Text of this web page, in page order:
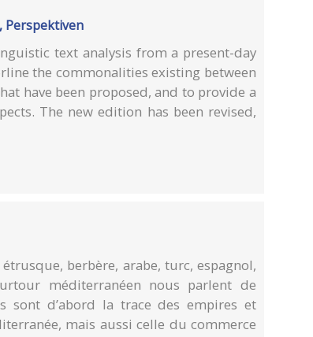
Perspektiven
text analysis from a present-day
the commonalities existing between
have been proposed, and to provide a
The new edition has been revised,
berbère, arabe, turc, espagnol,
méditerranéen nous parlent de
sont d’abord la trace des empires et
mais aussi celle du commerce